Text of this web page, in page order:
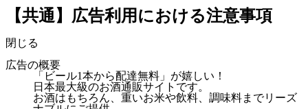
【共通】広告利用における注意事項
閉じる
広告の概要
「ビール1本から配達無料」が嬉しい！
日本最大級のお酒通販サイトです。
お酒はもちろん、重いお米や飲料、調味料までリーズ